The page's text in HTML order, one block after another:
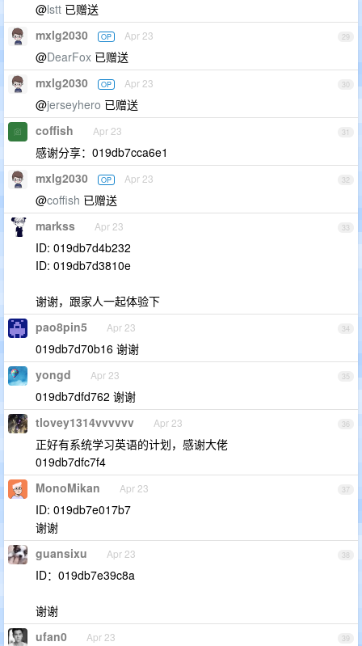
@lstt 已赠送
29
mxlg2030 OP Apr 23
@DearFox 已赠送
30
mxlg2030 OP Apr 23
@jerseyhero 已赠送
31
coffish Apr 23
感谢分享：019db7cca6e1
32
mxlg2030 OP Apr 23
@coffish 已赠送
33
markss Apr 23
ID: 019db7d4b232
ID: 019db7d3810e
谢谢，跟家人一起体验下
34
pao8pin5 Apr 23
019db7d70b16 谢谢
35
yongd Apr 23
019db7dfd762 谢谢
36
tlovey1314vvvvvv Apr 23
正好有系统学习英语的计划，感谢大佬
019db7dfc7f4
37
MonoMikan Apr 23
ID: 019db7e017b7
谢谢
38
guansixu Apr 23
ID：019db7e39c8a
谢谢
39
ufan0 Apr 23